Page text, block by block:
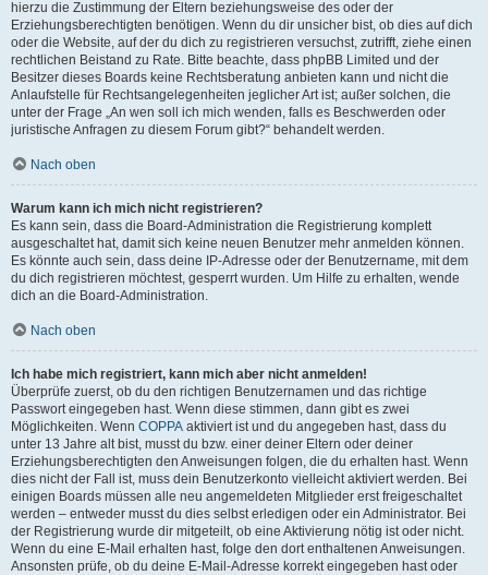
hierzu die Zustimmung der Eltern beziehungsweise des oder der
Erziehungsberechtigten benötigen. Wenn du dir unsicher bist, ob dies auf dich
oder die Website, auf der du dich zu registrieren versuchst, zutrifft, ziehe einen
rechtlichen Beistand zu Rate. Bitte beachte, dass phpBB Limited und der
Besitzer dieses Boards keine Rechtsberatung anbieten kann und nicht die
Anlaufstelle für Rechtsangelegenheiten jeglicher Art ist; außer solchen, die
unter der Frage „An wen soll ich mich wenden, falls es Beschwerden oder
juristische Anfragen zu diesem Forum gibt?“ behandelt werden.
Nach oben
Warum kann ich mich nicht registrieren?
Es kann sein, dass die Board-Administration die Registrierung komplett
ausgeschaltet hat, damit sich keine neuen Benutzer mehr anmelden können.
Es könnte auch sein, dass deine IP-Adresse oder der Benutzername, mit dem
du dich registrieren möchtest, gesperrt wurden. Um Hilfe zu erhalten, wende
dich an die Board-Administration.
Nach oben
Ich habe mich registriert, kann mich aber nicht anmelden!
Überprüfe zuerst, ob du den richtigen Benutzernamen und das richtige
Passwort eingegeben hast. Wenn diese stimmen, dann gibt es zwei
Möglichkeiten. Wenn COPPA aktiviert ist und du angegeben hast, dass du
unter 13 Jahre alt bist, musst du bzw. einer deiner Eltern oder deiner
Erziehungsberechtigten den Anweisungen folgen, die du erhalten hast. Wenn
dies nicht der Fall ist, muss dein Benutzerkonto vielleicht aktiviert werden. Bei
einigen Boards müssen alle neu angemeldeten Mitglieder erst freigeschaltet
werden – entweder musst du dies selbst erledigen oder ein Administrator. Bei
der Registrierung wurde dir mitgeteilt, ob eine Aktivierung nötig ist oder nicht.
Wenn du eine E-Mail erhalten hast, folge den dort enthaltenen Anweisungen.
Ansonsten prüfe, ob du deine E-Mail-Adresse korrekt eingegeben hast oder